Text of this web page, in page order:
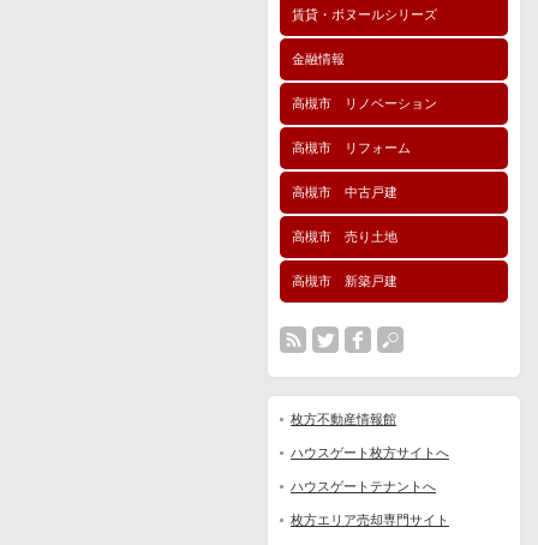
賃貸・ボヌールシリーズ
金融情報
高槻市 リノベーション
高槻市 リフォーム
高槻市 中古戸建
高槻市 売り土地
高槻市 新築戸建
枚方不動産情報館
ハウスゲート枚方サイトへ
ハウスゲートテナントへ
枚方エリア売却専門サイト